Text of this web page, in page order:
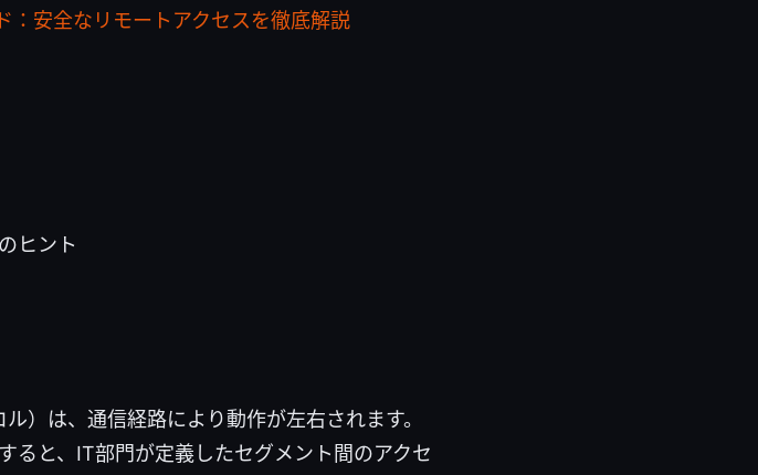
：安全なリモートアクセスを徹底解説
ヒント
）は、通信経路により動作が左右されます。
ると、IT部門が定義したセグメント間のアクセ